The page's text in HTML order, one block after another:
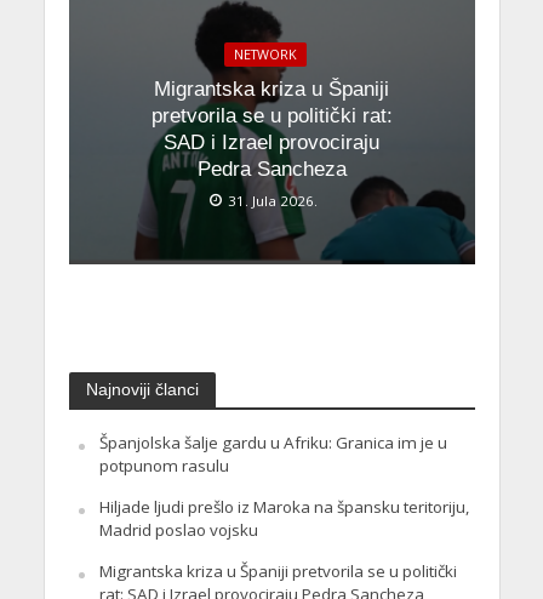
NETWORK
Migrantska kriza u Španiji
pretvorila se u politički rat:
SAD i Izrael provociraju
Pedra Sancheza
31. Jula 2026.
Najnoviji članci
Španjolska šalje gardu u Afriku: Granica im je u
potpunom rasulu
Hiljade ljudi prešlo iz Maroka na špansku teritoriju,
Madrid poslao vojsku
Migrantska kriza u Španiji pretvorila se u politički
rat: SAD i Izrael provociraju Pedra Sancheza